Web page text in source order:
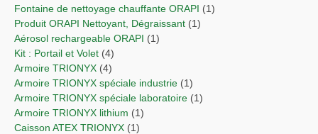
Fontaine de nettoyage chauffante ORAPI (1)
Produit ORAPI Nettoyant, Dégraissant (1)
Aérosol rechargeable ORAPI (1)
Kit : Portail et Volet (4)
Armoire TRIONYX (4)
Armoire TRIONYX spéciale industrie (1)
Armoire TRIONYX spéciale laboratoire (1)
Armoire TRIONYX lithium (1)
Caisson ATEX TRIONYX (1)